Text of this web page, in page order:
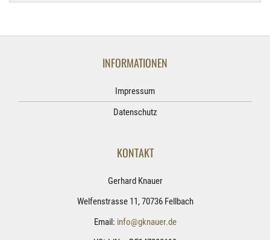
INFORMATIONEN
Impressum
Datenschutz
KONTAKT
Gerhard Knauer
Welfenstrasse 11, 70736 Fellbach
Email: info@gknauer.de